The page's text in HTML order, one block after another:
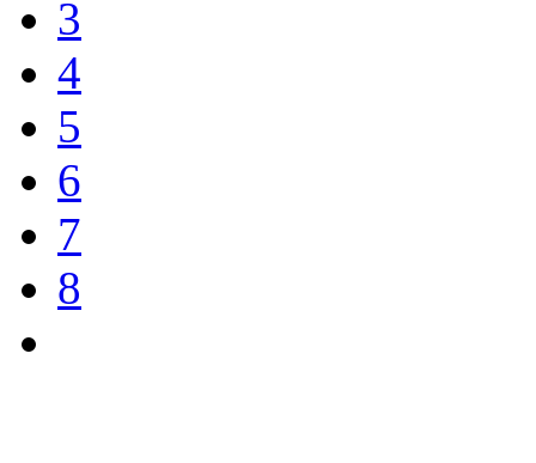
3
4
5
6
7
8